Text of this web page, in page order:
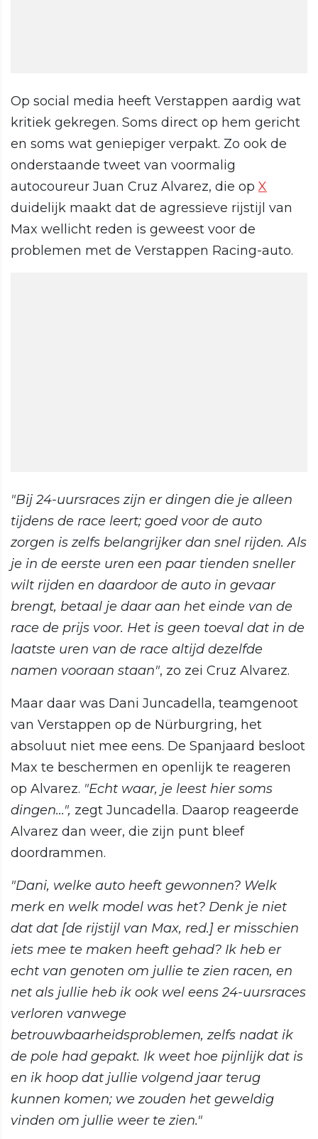
Op social media heeft Verstappen aardig wat
kritiek gekregen. Soms direct op hem gericht
en soms wat geniepiger verpakt. Zo ook de
onderstaande tweet van voormalig
autocoureur Juan Cruz Alvarez, die op X
duidelijk maakt dat de agressieve rijstijl van
Max wellicht reden is geweest voor de
problemen met de Verstappen Racing-auto.
"Bij 24-uursraces zijn er dingen die je alleen
tijdens de race leert; goed voor de auto
zorgen is zelfs belangrijker dan snel rijden. Als
je in de eerste uren een paar tienden sneller
wilt rijden en daardoor de auto in gevaar
brengt, betaal je daar aan het einde van de
race de prijs voor. Het is geen toeval dat in de
laatste uren van de race altijd dezelfde
namen vooraan staan", zo zei Cruz Alvarez.
Maar daar was Dani Juncadella, teamgenoot
van Verstappen op de Nürburgring, het
absoluut niet mee eens. De Spanjaard besloot
Max te beschermen en openlijk te reageren
op Alvarez. "Echt waar, je leest hier soms
dingen...", zegt Juncadella. Daarop reageerde
Alvarez dan weer, die zijn punt bleef
doordrammen.
"Dani, welke auto heeft gewonnen? Welk
merk en welk model was het? Denk je niet
dat dat [de rijstijl van Max, red.] er misschien
iets mee te maken heeft gehad? Ik heb er
echt van genoten om jullie te zien racen, en
net als jullie heb ik ook wel eens 24-uursraces
verloren vanwege
betrouwbaarheidsproblemen, zelfs nadat ik
de pole had gepakt. Ik weet hoe pijnlijk dat is
en ik hoop dat jullie volgend jaar terug
kunnen komen; we zouden het geweldig
vinden om jullie weer te zien."